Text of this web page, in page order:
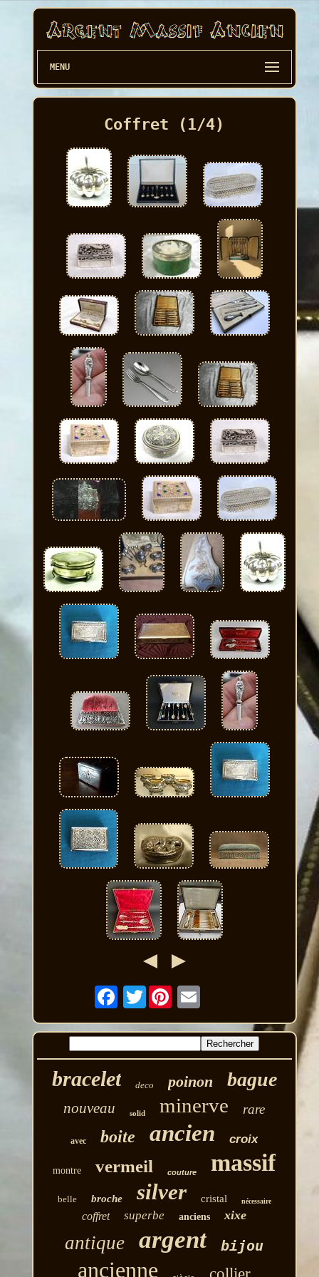
MENU
Coffret (1/4)
Twitter
bracelet deco poinon bague
nouveau solid minerve rare
avec boite ancien croix
montre vermeil couture massif
belle broche silver cristal nécessaire
coffret superbe anciens xixe
antique argent bijou
ancienne